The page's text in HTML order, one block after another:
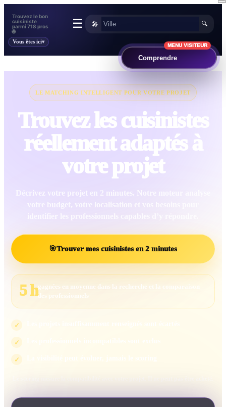
Trouvez le bon
cuisiniste
parmi 718 pros
🌐
🎤 🔍
☰
Vous êtes ici
LE MATCHING INTELLIGENT POUR VOTRE PROJET
Trouvez les cuisinistes
réellement adaptés à
votre projet
Décrivez votre projet en 2 minutes. Notre moteur analyse
votre budget, votre localisation et vos besoins pour
identifier les professionnels capables d’y répondre.
🎯Trouver mes cuisinistes en 2 minutes
5 hgagnées en moyenne dans la recherche et la comparaison
des professionnels
✓
✓
✓
MENU VISITEUR
Comprendre